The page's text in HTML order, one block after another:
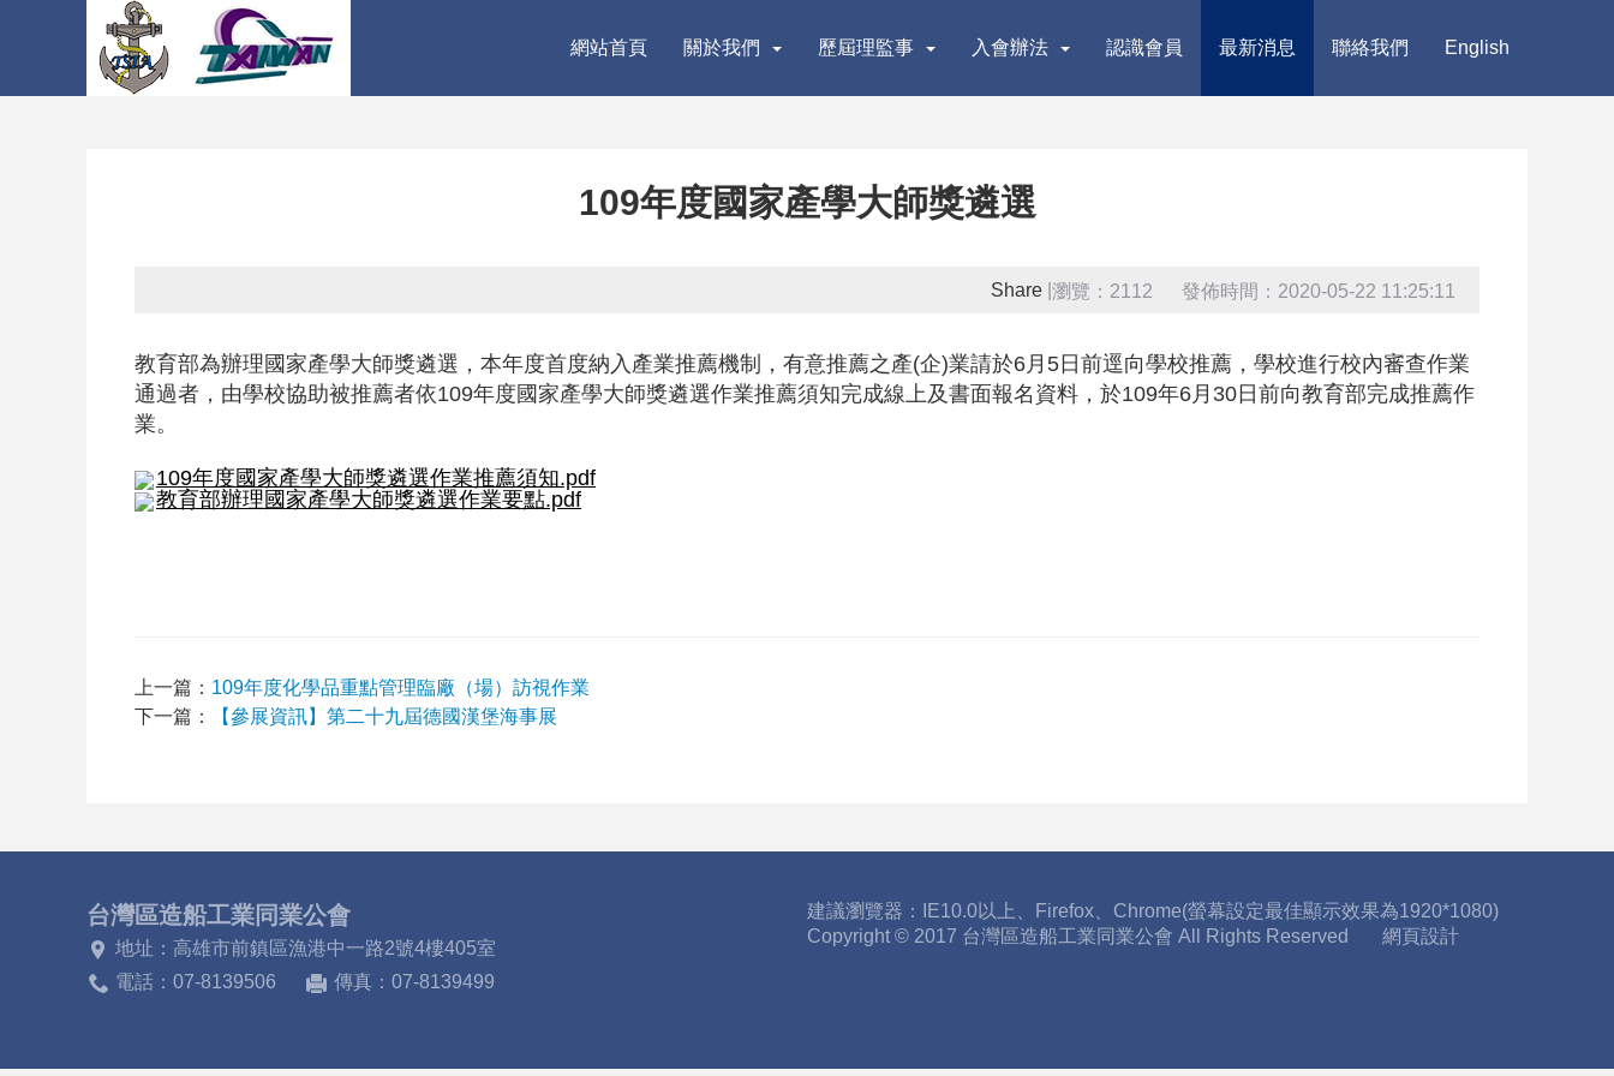
網站首頁 關於我們 歷屆理監事 入會辦法 認識會員 最新消息 聯絡我們 English
109年度國家產學大師獎遴選
瀏覽：2112 發佈時間：2020-05-22 11:25:11
Share
教育部為辦理國家產學大師獎遴選，本年度首度納入產業推薦機制，有意推薦之產(企)業請於6月5日前逕向學校推薦，學校進行校內審查作業
通過者，由學校協助被推薦者依109年度國家產學大師獎遴選作業推薦須知完成線上及書面報名資料，於109年6月30日前向教育部完成推薦作
業。
109年度國家產學大師獎遴選作業推薦須知.pdf
教育部辦理國家產學大師獎遴選作業要點.pdf
上一篇： 109年度化學品重點管理臨廠（場）訪視作業
下一篇：
【參展資訊】第二十九屆德國漢堡海事展
台灣區造船工業同業公會
地址：高雄市前鎮區漁港中一路2號4樓405室
電話：07-8139506
傳真：07-8139499
建議瀏覽器：IE10.0以上、Firefox、Chrome(螢幕設定最佳顯示效果為1920*1080)
Copyright © 2017 台灣區造船工業同業公會 All Rights Reserved
網頁設計